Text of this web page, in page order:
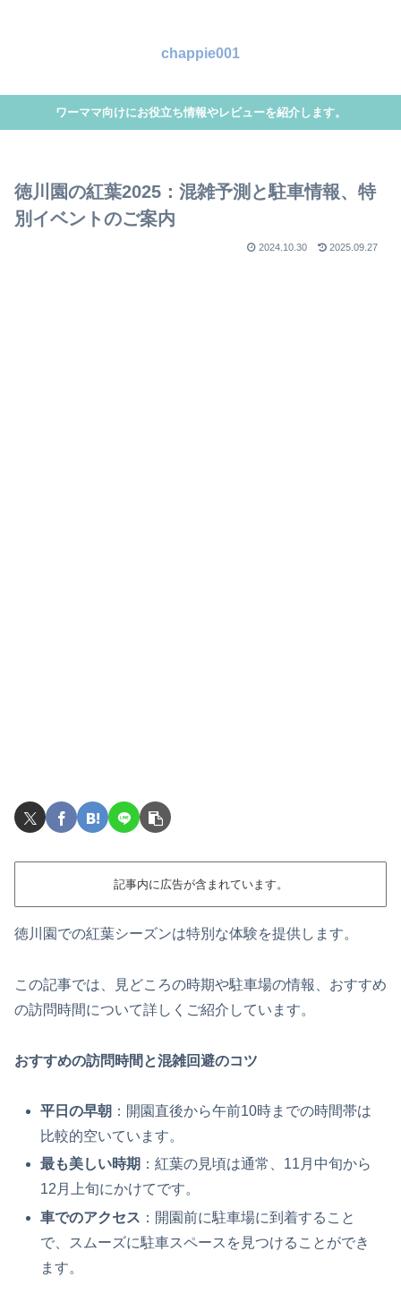
chappie001
ワーママ向けにお役立ち情報やレビューを紹介します。
徳川園の紅葉2025：混雑予測と駐車情報、特
別イベントのご案内
2024.10.30 2025.09.27
記事内に広告が含まれています。
徳川園での紅葉シーズンは特別な体験を提供します。
この記事では、見どころの時期や駐車場の情報、おすすめ
の訪問時間について詳しくご紹介しています。
おすすめの訪問時間と混雑回避のコツ
平日の早朝 ：開園直後から午前10時までの時間帯は
比較的空いています。
最も美しい時期 ：紅葉の見頃は通常、11月中旬から
12月上旬にかけてです。
車でのアクセス ：開園前に駐車場に到着すること
で、スムーズに駐車スペースを見つけることができ
ます。